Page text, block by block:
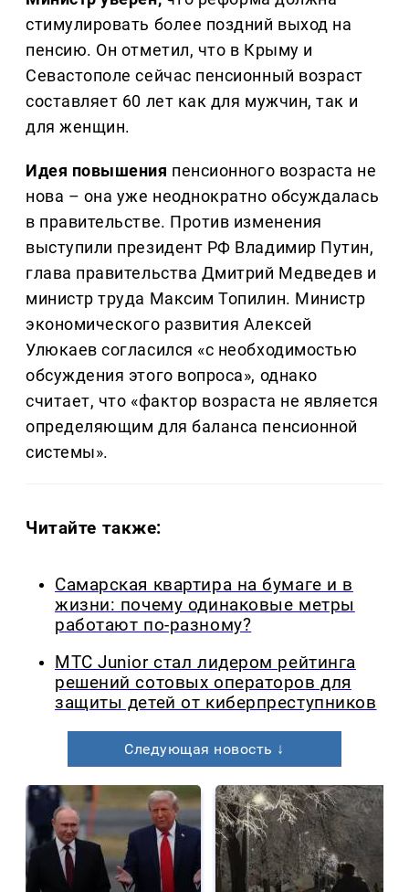
стимулировать более поздний выход на
пенсию. Он отметил, что в Крыму и
Севастополе сейчас пенсионный возраст
составляет 60 лет как для мужчин, так и
для женщин.
Идея повышения пенсионного возраста не
нова – она уже неоднократно обсуждалась
в правительстве. Против изменения
выступили президент РФ Владимир Путин,
глава правительства Дмитрий Медведев и
министр труда Максим Топилин. Министр
экономического развития Алексей
Улюкаев согласился «с необходимостью
обсуждения этого вопроса», однако
считает, что «фактор возраста не является
определяющим для баланса пенсионной
системы».
Читайте также:
Самарская квартира на бумаге и в
жизни: почему одинаковые метры
работают по-разному?
МТС Junior стал лидером рейтинга
решений сотовых операторов для
защиты детей от киберпреступников
Следующая новость ↓